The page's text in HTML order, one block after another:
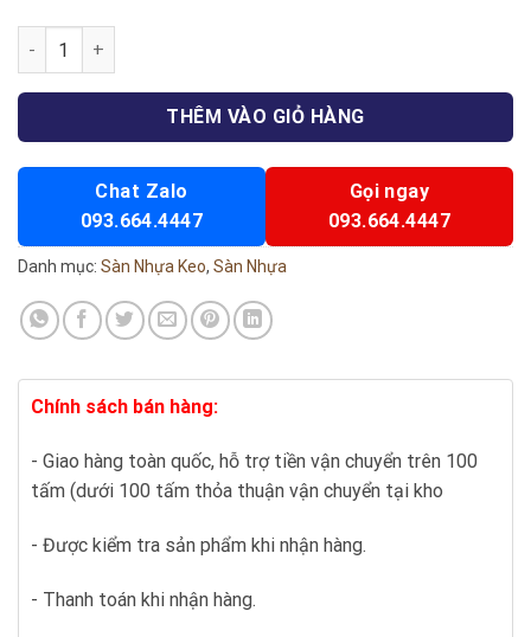
Sàn Nhựa Keo Sẵn số lượng
THÊM VÀO GIỎ HÀNG
Chat Zalo
093.664.4447
Gọi ngay
093.664.4447
Danh mục: Sàn Nhựa Keo, Sàn Nhựa
Chính sách bán hàng:
- Giao hàng toàn quốc, hỗ trợ tiền vận chuyển trên 100
tấm (dưới 100 tấm thỏa thuận vận chuyển tại kho
- Được kiểm tra sản phẩm khi nhận hàng.
- Thanh toán khi nhận hàng.